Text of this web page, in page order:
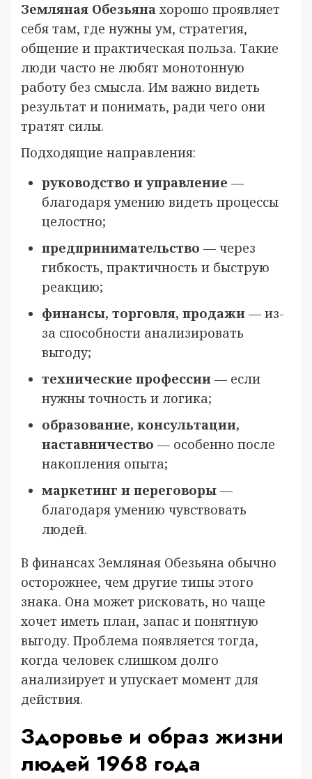
Земляная Обезьяна хорошо проявляет
себя там, где нужны ум, стратегия,
общение и практическая польза. Такие
люди часто не любят монотонную
работу без смысла. Им важно видеть
результат и понимать, ради чего они
тратят силы.
Подходящие направления:
руководство и управление —
благодаря умению видеть процессы
целостно;
предпринимательство — через
гибкость, практичность и быструю
реакцию;
финансы, торговля, продажи — из-
за способности анализировать
выгоду;
технические профессии — если
нужны точность и логика;
образование, консультации,
наставничество — особенно после
накопления опыта;
маркетинг и переговоры —
благодаря умению чувствовать
людей.
В финансах Земляная Обезьяна обычно
осторожнее, чем другие типы этого
знака. Она может рисковать, но чаще
хочет иметь план, запас и понятную
выгоду. Проблема появляется тогда,
когда человек слишком долго
анализирует и упускает момент для
действия.
Здоровье и образ жизни
людей 1968 года